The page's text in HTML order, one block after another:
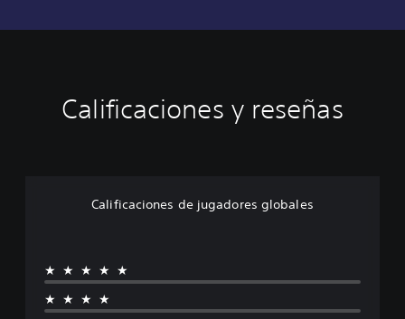
Calificaciones y reseñas
Calificaciones de jugadores globales
★★★★★
★★★★